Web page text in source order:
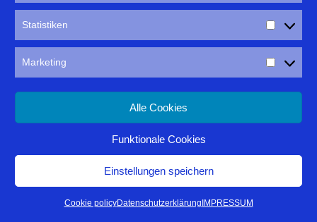
Statistiken
Marketing
Alle Cookies
Funktionale Cookies
Einstellungen speichern
Cookie policyDatenschutzerklärung IMPRESSUM